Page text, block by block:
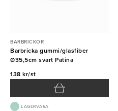
BARBRICKOR
Barbricka gummi/glasfiber
Ø35,5cm svart Patina
138 kr/st
LAGERVARA